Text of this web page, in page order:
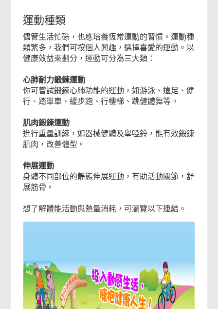
運動種類
儘管生活忙碌，也應培養恆常運動的習慣。運動種
類繁多，我們可按個人興趣，選擇喜愛的運動。以
健康效益來劃分，運動可分為三大類：
心肺耐力鍛鍊運動
你可嘗試鍛鍊心肺功能的運動，如游泳、遠足、健
行、踏單車、緩步跑、行樓梯、跳健體舞等。
肌肉鍛鍊運動
進行重量訓練，如器械健體及舉啞鈴，能有效鍛鍊
肌肉，改善體型。
伸展運動
身體不同部位的靜態伸展運動，有助活動關節，舒
展筋骨。
想了解體能活動與熱量消耗，可瀏覽以下連結。